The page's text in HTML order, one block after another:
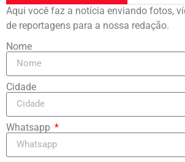
Aqui você faz a notícia enviando fotos,
de reportagens para a nossa redação.
Nome
Cidade
Whatsapp